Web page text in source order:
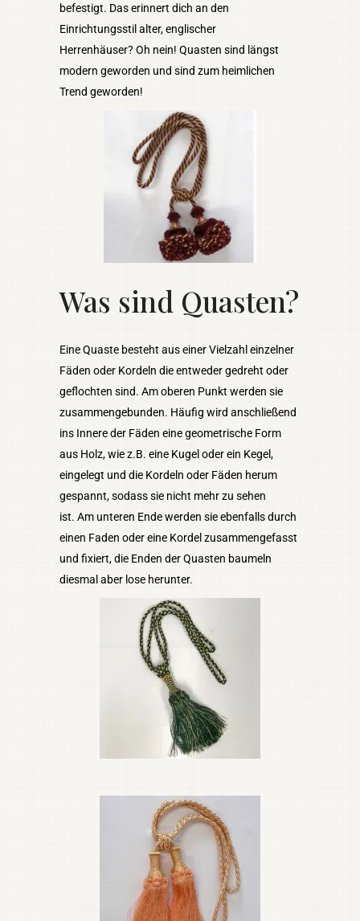
befestigt. Das erinnert dich an den
Einrichtungsstil alter, englischer
Herrenhäuser? Oh nein! Quasten sind längst
modern geworden und sind zum heimlichen
Trend geworden!
Was sind Quasten?
Eine Quaste besteht aus einer Vielzahl einzelner
Fäden oder Kordeln die entweder gedreht oder
geflochten sind. Am oberen Punkt werden sie
zusammengebunden. Häufig wird anschließend
ins Innere der Fäden eine geometrische Form
aus Holz, wie z.B. eine Kugel oder ein Kegel,
eingelegt und die Kordeln oder Fäden herum
gespannt, sodass sie nicht mehr zu sehen
ist. Am unteren Ende werden sie ebenfalls durch
einen Faden oder eine Kordel zusammengefasst
und fixiert, die Enden der Quasten baumeln
diesmal aber lose herunter.